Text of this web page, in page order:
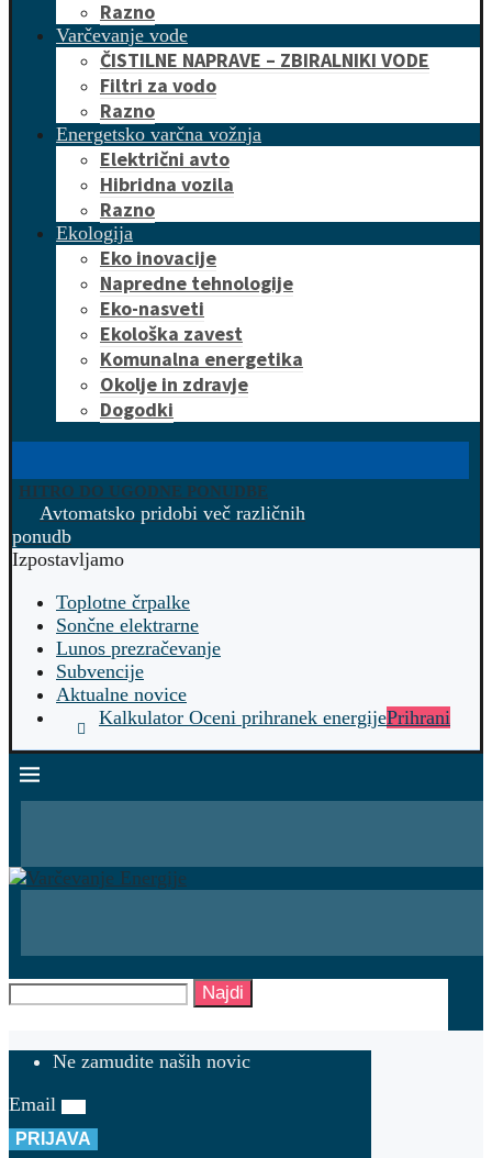
Razno
Varčevanje vode
ČISTILNE NAPRAVE – ZBIRALNIKI VODE
Filtri za vodo
Razno
Energetsko varčna vožnja
Električni avto
Hibridna vozila
Razno
Ekologija
Eko inovacije
Napredne tehnologije
Eko-nasveti
Ekološka zavest
Komunalna energetika
Okolje in zdravje
Dogodki
HITRO DO UGODNE PONUDBE
Avtomatsko pridobi več različnih
ponudb
Izpostavljamo
Toplotne črpalke
Sončne elektrarne
Lunos prezračevanje
Subvencije
Aktualne novice
Kalkulator Oceni prihranek energijePrihrani
Najdi
Ne zamudite naših novic
Email
PRIJAVA